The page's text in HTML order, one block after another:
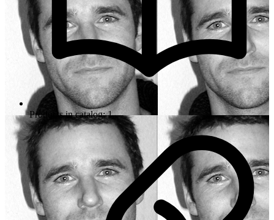
Products in catalog: 1